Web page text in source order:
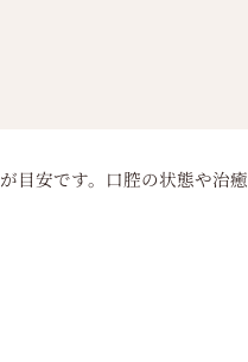
が目安です。口腔の状態や治癒